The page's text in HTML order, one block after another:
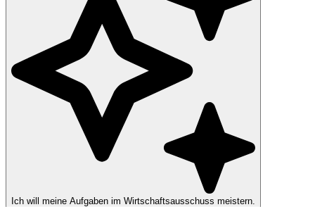
Ich will meine Aufgaben im Wirtschaftsausschuss meistern.